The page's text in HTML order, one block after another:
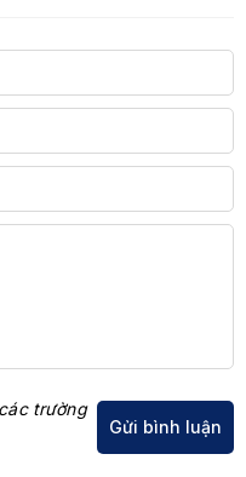
trường